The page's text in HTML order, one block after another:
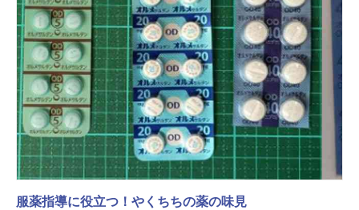
服薬指導に役立つ！やくちちの薬の味見